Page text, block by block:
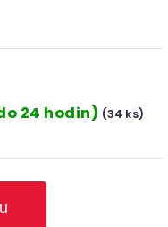
24 hodin) (34 ks)